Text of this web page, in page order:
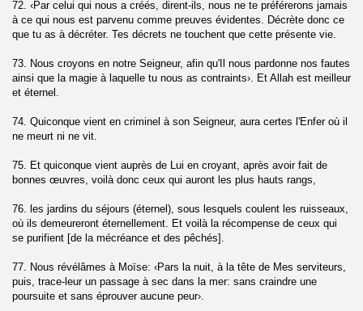
72. ‹Par celui qui nous a créés, dirent-ils, nous ne te préférerons jamais
à ce qui nous est parvenu comme preuves évidentes. Décrète donc ce
que tu as à décréter. Tes décrets ne touchent que cette présente vie.
73. Nous croyons en notre Seigneur, afin qu'Il nous pardonne nos fautes
ainsi que la magie à laquelle tu nous as contraints›. Et Allah est meilleur
et éternel.
74. Quiconque vient en criminel à son Seigneur, aura certes l'Enfer où il
ne meurt ni ne vit.
75. Et quiconque vient auprès de Lui en croyant, après avoir fait de
bonnes œuvres, voilà donc ceux qui auront les plus hauts rangs,
76. les jardins du séjours (éternel), sous lesquels coulent les ruisseaux,
où ils demeureront éternellement. Et voilà la récompense de ceux qui
se purifient [de la mécréance et des pêchés].
77. Nous révélâmes à Moïse: ‹Pars la nuit, à la tête de Mes serviteurs,
puis, trace-leur un passage à sec dans la mer: sans craindre une
poursuite et sans éprouver aucune peur›.
Buruj)
Tariq)